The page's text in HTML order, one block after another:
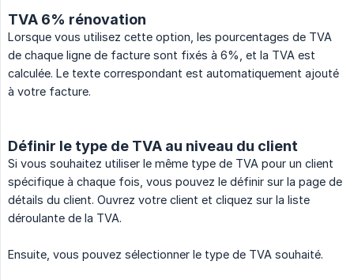
TVA 6% rénovation
Lorsque vous utilisez cette option, les pourcentages de TVA
de chaque ligne de facture sont fixés à 6%, et la TVA est
calculée. Le texte correspondant est automatiquement ajouté
à votre facture.
Définir le type de TVA au niveau du client
Si vous souhaitez utiliser le même type de TVA pour un client
spécifique à chaque fois, vous pouvez le définir sur la page de
détails du client. Ouvrez votre client et cliquez sur la liste
déroulante de la TVA.
Ensuite, vous pouvez sélectionner le type de TVA souhaité.